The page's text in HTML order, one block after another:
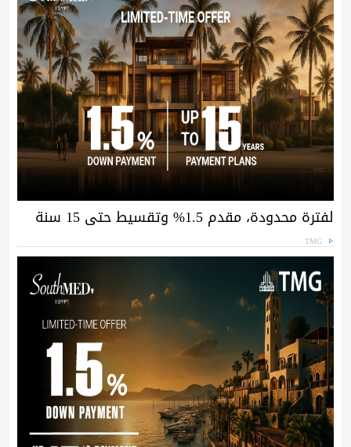
لفترة محدودة، مقدم 1.5% وتقسيط حتى 15 سنة
TMG